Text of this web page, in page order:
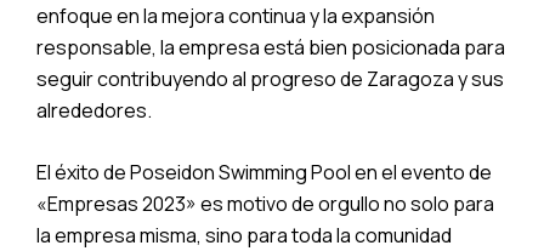
enfoque en la mejora continua y la expansión
responsable, la empresa está bien posicionada para
seguir contribuyendo al progreso de Zaragoza y sus
alrededores.
El éxito de Poseidon Swimming Pool en el evento de
«Empresas 2023» es motivo de orgullo no solo para
la empresa misma, sino para toda la comunidad